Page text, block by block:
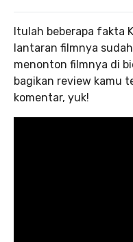
Itulah beberapa fakta
lantaran filmnya
menonton filmnya di
bagikan review kamu
komentar, yuk!